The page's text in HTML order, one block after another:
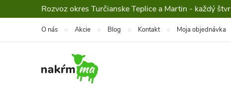
na
Rozvoz okres Turčianske Teplice a Martin - každý
O nás Akcie Blog Kontakt Moja objednávka